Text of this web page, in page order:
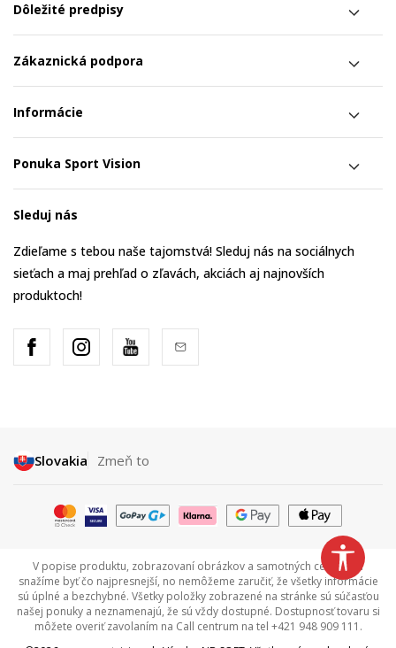
Dôležité predpisy
Zákaznická podpora
Informácie
Ponuka Sport Vision
Sleduj nás
Zdieľame s tebou naše tajomstvá! Sleduj nás na sociálnych
sieťach a maj prehľad o zľavách, akciách aj najnovších
produktoch!
Slovakia Zmeň to
V popise produktu, zobrazovaní obrázkov a samotných cenách sa
snažíme byť čo najpresnejší, no nemôžeme zaručiť, že všetky informácie
sú úplné a bezchybné. Všetky položky zobrazené na stránke sú súčasťou
našej ponuky a neznamenajú, že sú vždy dostupné. Dostupnosť tovaru si
môžete overiť zavolaním na Call centrum na tel +421 948 909 111.